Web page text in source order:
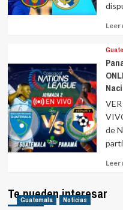
Leer
de
Leer
Te pueden interesar
Guatemala Noticias